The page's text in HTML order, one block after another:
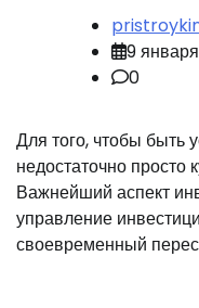
9
0
Для того, чтобы быть
недостаточно просто
Важнейший аспект
управление
своевременный